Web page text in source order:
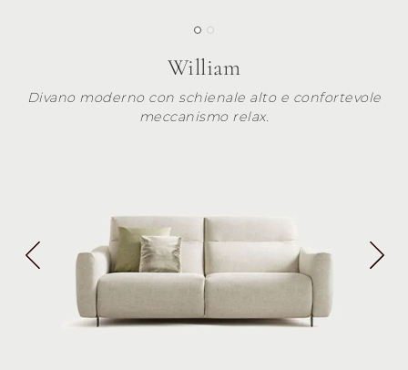
William
Divano moderno con schienale alto e confortevole
meccanismo relax.